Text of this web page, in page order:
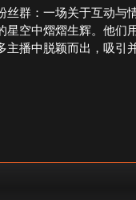
涨
粉
丝群：一场关于互动与
星空中熠熠生辉。他们
主播中脱颖而出，吸引